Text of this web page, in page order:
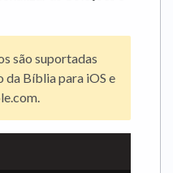
são suportadas
da Bíblia para iOS e